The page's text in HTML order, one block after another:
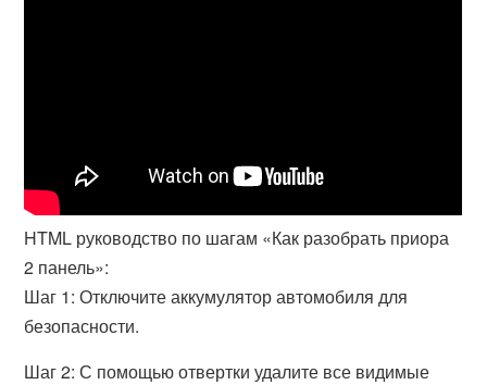
HTML руководство по шагам «Как разобрать приора
2 панель»:
Шаг 1: Отключите аккумулятор автомобиля для
безопасности.
Шаг 2: С помощью отвертки удалите все видимые